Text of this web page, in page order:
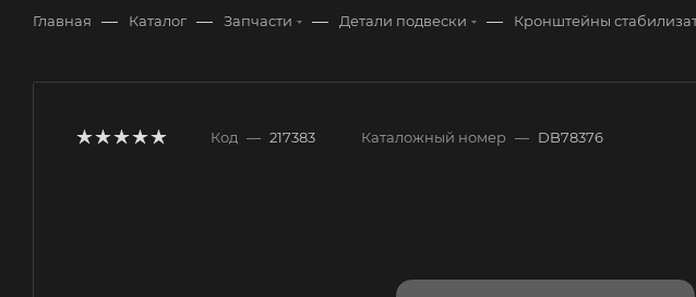
Главная — Каталог — Запчасти — Детали подвески — Кронштейны
Код — 217383 Каталожный номер — DB78376